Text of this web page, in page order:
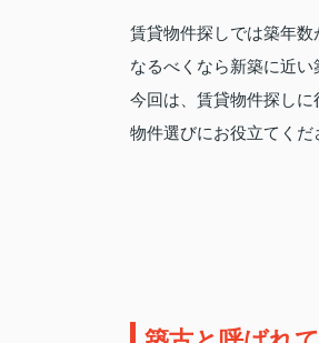
賃貸物件探しでは築年数
なるべくなら新築に近い
今回は、賃貸物件探しに
物件選びにお役立てくだ